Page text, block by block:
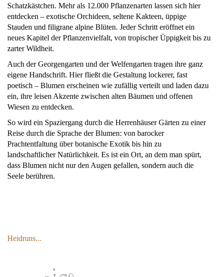
Schatzkästchen. Mehr als 12.000 Pflanzenarten lassen sich hier
entdecken – exotische Orchideen, seltene Kakteen, üppige
Stauden und filigrane alpine Blüten. Jeder Schritt eröffnet ein
neues Kapitel der Pflanzenvielfalt, von tropischer Üppigkeit bis zu
zarter Wildheit.
Auch der Georgengarten und der Welfengarten tragen ihre ganz
eigene Handschrift. Hier fließt die Gestaltung lockerer, fast
poetisch – Blumen erscheinen wie zufällig verteilt und laden dazu
ein, ihre leisen Akzente zwischen alten Bäumen und offenen
Wiesen zu entdecken.
So wird ein Spaziergang durch die Herrenhäuser Gärten zu einer
Reise durch die Sprache der Blumen: von barocker
Prachtentfaltung über botanische Exotik bis hin zu
landschaftlicher Natürlichkeit. Es ist ein Ort, an dem man spürt,
dass Blumen nicht nur den Augen gefallen, sondern auch die
Seele berühren.
Heidruns...